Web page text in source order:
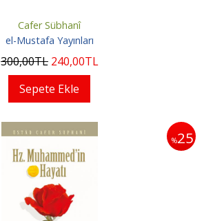
Cafer Sübhanî
el-Mustafa Yayınları
300,00TL 240,00TL
Sepete Ekle
%25